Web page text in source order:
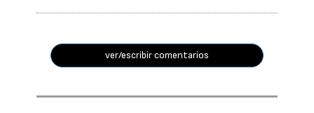
ver/escribir comentarios